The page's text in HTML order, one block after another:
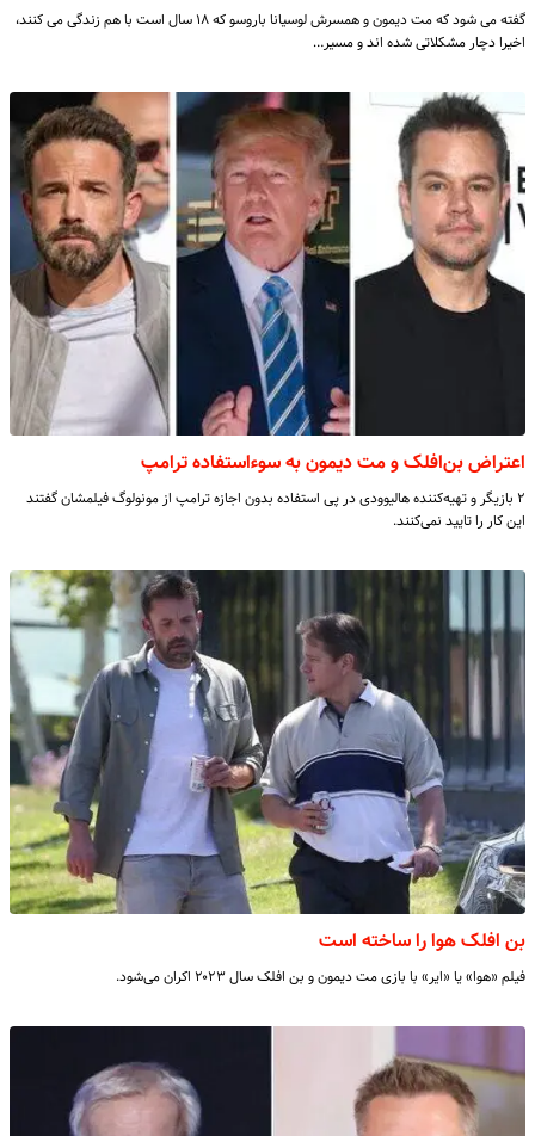
گفته می شود که مت دیمون و همسرش لوسیانا باروسو که ۱۸ سال است با هم زندگی می کنند،
اخیرا دچار مشکلاتی شده اند و مسیر…
اعتراض بن‌افلک و مت دیمون به سوء‌استفاده ترامپ
۲ بازیگر و تهیه‌کننده هالیوودی در پی استفاده بدون اجازه ترامپ از مونولوگ فیلمشان گفتند
این کار را تایید نمی‌کنند.
بن افلک هوا را ساخته است
فیلم «هوا» یا «ایر» با بازی مت دیمون و بن افلک سال ۲۰۲۳ اکران می‌شود.